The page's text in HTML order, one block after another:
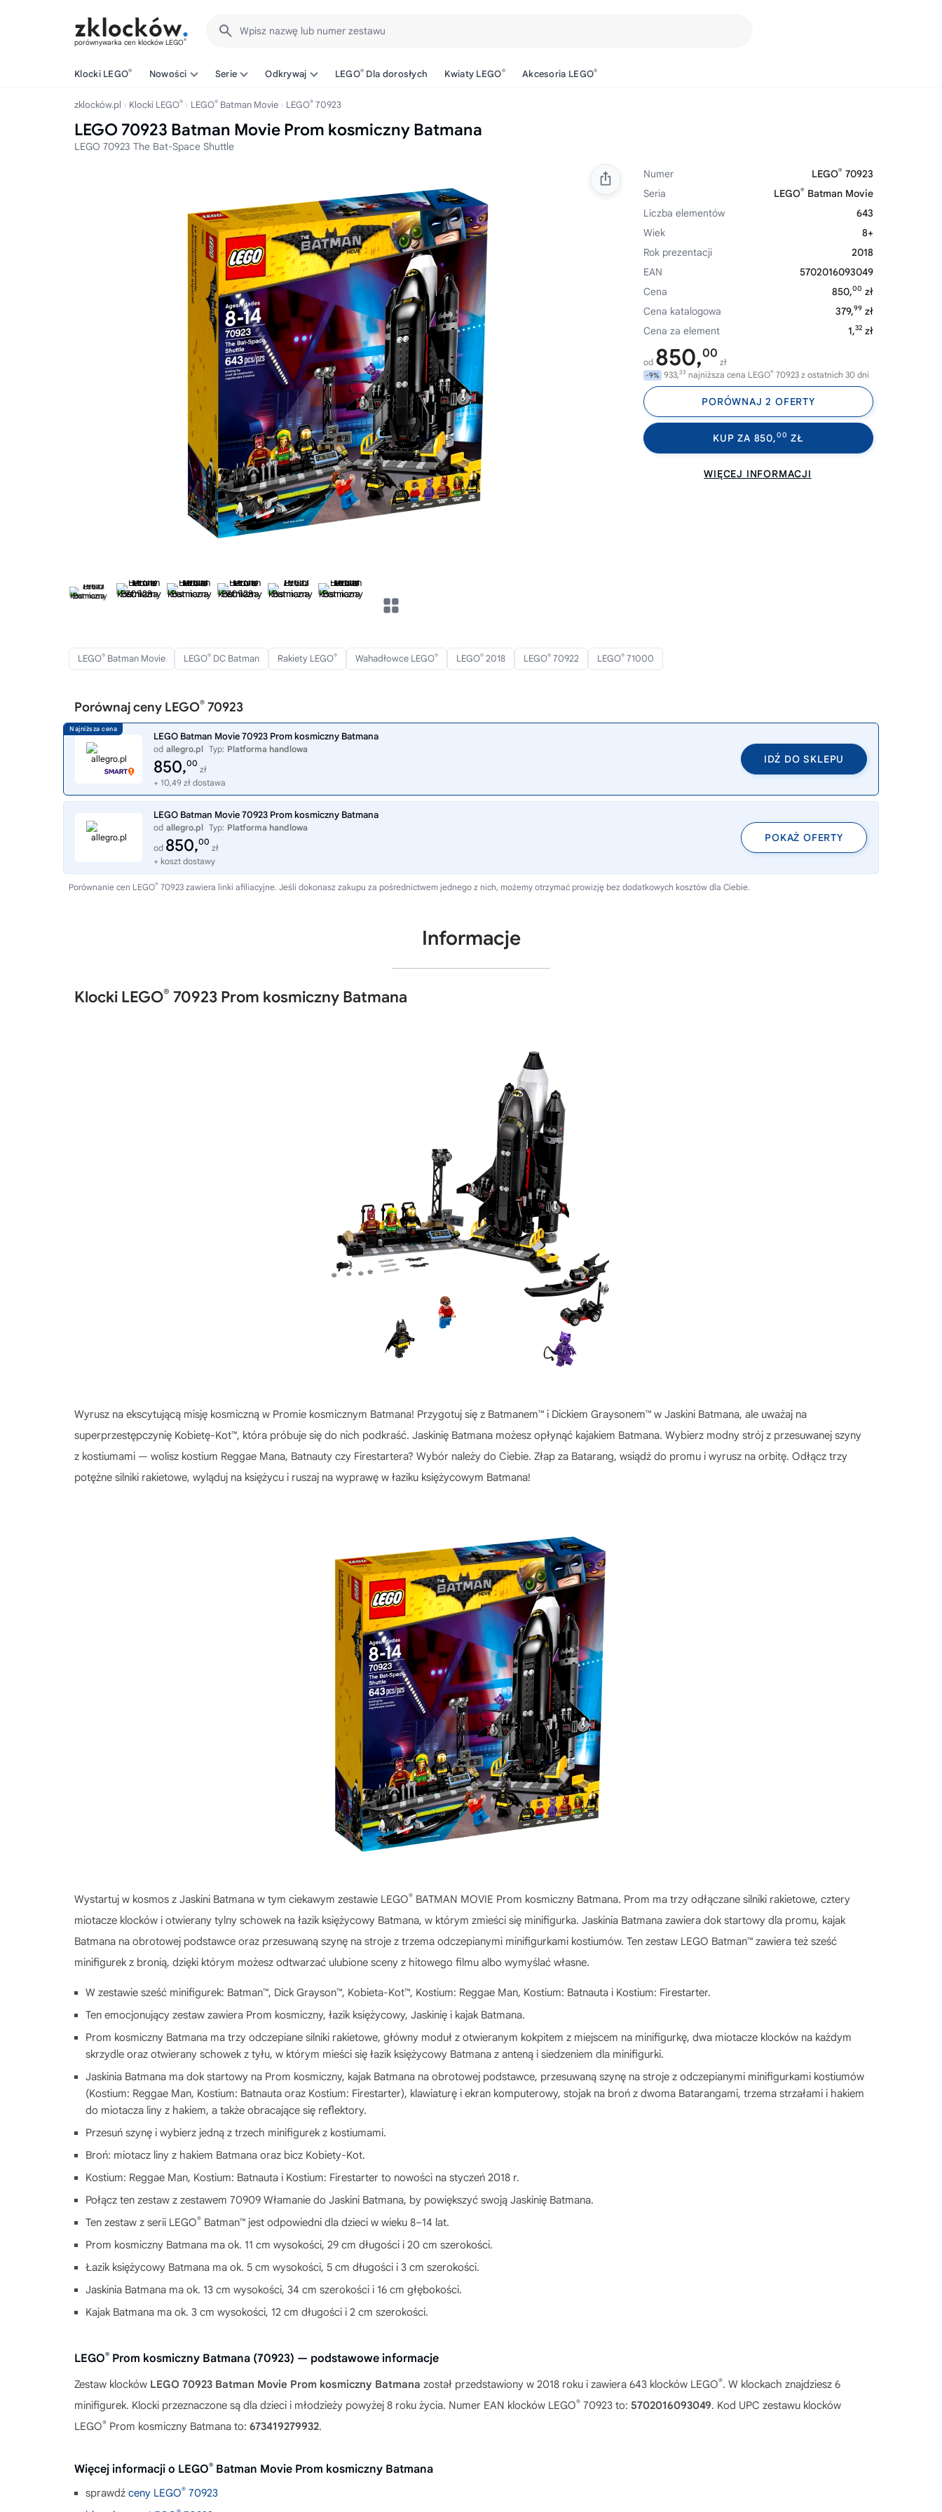
porównywarka cen klocków LEGO®
Wpisz nazwę lub numer zestawu
Klocki LEGO® Nowości Serie Odkrywaj LEGO® Dla dorosłych Kwiaty LEGO® Akcesoria LEGO®
zklocków.pl Klocki LEGO® LEGO® Batman Movie LEGO® 70923
LEGO 70923 Batman Movie Prom kosmiczny Batmana
LEGO 70923 The Bat-Space Shuttle
Numer LEGO® 70923
Seria
LEGO® Batman Movie
Liczba elementów
643
Wiek
8+
Rok prezentacji
2018
EAN
5702016093049
Cena
850,00 zł
Cena katalogowa
379,99 zł
Cena za element
1,32 zł
od 850,00
zł
-9% 933,33 najniższa cena LEGO® 70923 z ostatnich 30 dni
PORÓWNAJ 2 OFERTY
KUP ZA 850,00 ZŁ
WIĘCEJ INFORMACJI
LEGO® Batman Movie LEGO® DC Batman Rakiety LEGO® Wahadłowce LEGO® LEGO® 2018 LEGO® 70922 LEGO® 71000
Porównaj ceny LEGO® 70923
LEGO Batman Movie 70923 Prom kosmiczny Batmana
od allegro.pl Typ: Platforma handlowa
850,00
zł
+ 10,49 zł dostawa
IDŹ DO SKLEPU
LEGO Batman Movie 70923 Prom kosmiczny Batmana
od allegro.pl Typ: Platforma handlowa
od 850,00
zł
+ koszt dostawy
POKAŻ OFERTY
Porównanie cen LEGO® 70923 zawiera linki afiliacyjne. Jeśli dokonasz zakupu za pośrednictwem jednego z nich, możemy otrzymać prowizję bez dodatkowych kosztów dla Ciebie.
Informacje
Klocki LEGO® 70923 Prom kosmiczny Batmana
Wyrusz na ekscytującą misję kosmiczną w Promie kosmicznym Batmana! Przygotuj się z Batmanem™ i Dickiem Graysonem™ w Jaskini Batmana, ale uważaj na
superprzestępczynię Kobietę-Kot™, która próbuje się do nich podkraść. Jaskinię Batmana możesz opłynąć kajakiem Batmana. Wybierz modny strój z przesuwanej szyny
z kostiumami — wolisz kostium Reggae Mana, Batnauty czy Firestartera? Wybór należy do Ciebie. Złap za Batarang, wsiądź do promu i wyrusz na orbitę. Odłącz trzy
potężne silniki rakietowe, wyląduj na księżycu i ruszaj na wyprawę w łaziku księżycowym Batmana!
Wystartuj w kosmos z Jaskini Batmana w tym ciekawym zestawie LEGO® BATMAN MOVIE Prom kosmiczny Batmana. Prom ma trzy odłączane silniki rakietowe, cztery
miotacze klocków i otwierany tylny schowek na łazik księżycowy Batmana, w którym zmieści się minifigurka. Jaskinia Batmana zawiera dok startowy dla promu, kajak
Batmana na obrotowej podstawce oraz przesuwaną szynę na stroje z trzema odczepianymi minifigurkami kostiumów. Ten zestaw LEGO Batman™ zawiera też sześć
minifigurek z bronią, dzięki którym możesz odtwarzać ulubione sceny z hitowego filmu albo wymyślać własne.
W zestawie sześć minifigurek: Batman™, Dick Grayson™, Kobieta-Kot™, Kostium: Reggae Man, Kostium: Batnauta i Kostium: Firestarter.
Ten emocjonujący zestaw zawiera Prom kosmiczny, łazik księżycowy, Jaskinię i kajak Batmana.
Prom kosmiczny Batmana ma trzy odczepiane silniki rakietowe, główny moduł z otwieranym kokpitem z miejscem na minifigurkę, dwa miotacze klocków na każdym
skrzydle oraz otwierany schowek z tyłu, w którym mieści się łazik księżycowy Batmana z anteną i siedzeniem dla minifigurki.
Jaskinia Batmana ma dok startowy na Prom kosmiczny, kajak Batmana na obrotowej podstawce, przesuwaną szynę na stroje z odczepianymi minifigurkami kostiumów
(Kostium: Reggae Man, Kostium: Batnauta oraz Kostium: Firestarter), klawiaturę i ekran komputerowy, stojak na broń z dwoma Batarangami, trzema strzałami i hakiem
do miotacza liny z hakiem, a także obracające się reflektory.
Przesuń szynę i wybierz jedną z trzech minifigurek z kostiumami.
Broń: miotacz liny z hakiem Batmana oraz bicz Kobiety-Kot.
Kostium: Reggae Man, Kostium: Batnauta i Kostium: Firestarter to nowości na styczeń 2018 r.
Połącz ten zestaw z zestawem 70909 Włamanie do Jaskini Batmana, by powiększyć swoją Jaskinię Batmana.
Ten zestaw z serii LEGO® Batman™ jest odpowiedni dla dzieci w wieku 8–14 lat.
Prom kosmiczny Batmana ma ok. 11 cm wysokości, 29 cm długości i 20 cm szerokości.
Łazik księżycowy Batmana ma ok. 5 cm wysokości, 5 cm długości i 3 cm szerokości.
Jaskinia Batmana ma ok. 13 cm wysokości, 34 cm szerokości i 16 cm głębokości.
Kajak Batmana ma ok. 3 cm wysokości, 12 cm długości i 2 cm szerokości.
LEGO® Prom kosmiczny Batmana (70923) — podstawowe informacje
Zestaw klocków LEGO 70923 Batman Movie Prom kosmiczny Batmana został przedstawiony w 2018 roku i zawiera 643 klocków LEGO®. W klockach znajdziesz 6
minifigurek. Klocki przeznaczone są dla dzieci i młodzieży powyżej 8 roku życia. Numer EAN klocków LEGO® 70923 to: 5702016093049. Kod UPC zestawu klocków
LEGO® Prom kosmiczny Batmana to: 673419279932.
Więcej informacji o LEGO® Batman Movie Prom kosmiczny Batmana
sprawdź ceny LEGO® 70923